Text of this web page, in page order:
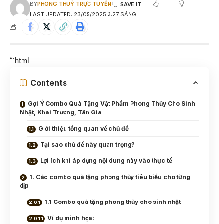
LAST UPDATED: 23/05/2025 3:27 SÁNG
BYPHONG THUỶ TRỰC TUYẾN
“`html
Contents
Gợi Ý Combo Quà Tặng Vật Phẩm Phong Thủy Cho Sinh
Nhật, Khai Trương, Tân Gia
Giới thiệu tổng quan về chủ đề
Tại sao chủ đề này quan trọng?
Lợi ích khi áp dụng nội dung này vào thực tế
1. Các combo quà tặng phong thủy tiêu biểu cho từng
dịp
1.1 Combo quà tặng phong thủy cho sinh nhật
Ví dụ minh họa: